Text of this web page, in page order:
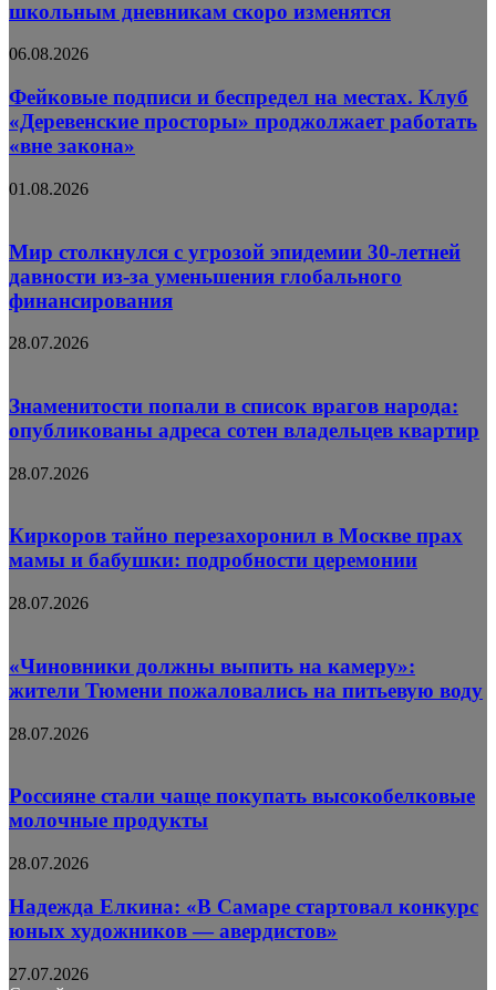
школьным дневникам скоро изменятся
06.08.2026
Фейковые подписи и беспредел на местах. Клуб
«Деревенские просторы» проджолжает работать
«вне закона»
01.08.2026
Мир столкнулся с угрозой эпидемии 30-летней
давности из-за уменьшения глобального
финансирования
28.07.2026
Знаменитости попали в список врагов народа:
опубликованы адреса сотен владельцев квартир
28.07.2026
Киркоров тайно перезахоронил в Москве прах
мамы и бабушки: подробности церемонии
28.07.2026
«Чиновники должны выпить на камеру»:
жители Тюмени пожаловались на питьевую воду
28.07.2026
Россияне стали чаще покупать высокобелковые
молочные продукты
28.07.2026
Надежда Елкина: «В Самаре стартовал конкурс
юных художников — авердистов»
27.07.2026